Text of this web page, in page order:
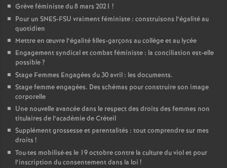
Grève féministe du 8 mars 2021 !
Pour un SNES-FSU vraiment féministe : construisons l’égalité au
quotidien
Mettre en œuvre l’égalité filles-garçons au collège et au lycée
Engagement syndical et combat féministe : la conciliation est-elle
possible?
Stage Femmes Engagées du 30 avril : les documents.
Stage femme engagées. Des schémas pour construire son image
corporelle
Une nouvelle avancée dans le respect des droits des femmes non
titulaires de l’académie de Créteil
Supplément grossesse et parentalités : tout comprendre sur mes
droits !
Tou·tes mobilisé·es le 19 octobre contre la culture du viol et pour
l’inscription du consentement dans la loi !